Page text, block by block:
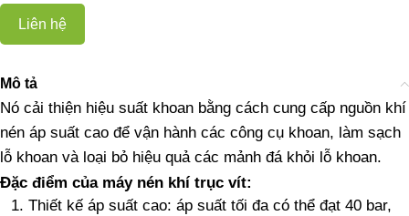
Liên hệ
Mô tả
Nó cải thiện hiệu suất khoan bằng cách cung cấp nguồn khí
nén áp suất cao để vận hành các công cụ khoan, làm sạch
lỗ khoan và loại bỏ hiệu quả các mảnh đá khỏi lỗ khoan.
Đặc điểm của máy nén khí trục vít:
Thiết kế áp suất cao: áp suất tối đa có thể đạt 40 bar,